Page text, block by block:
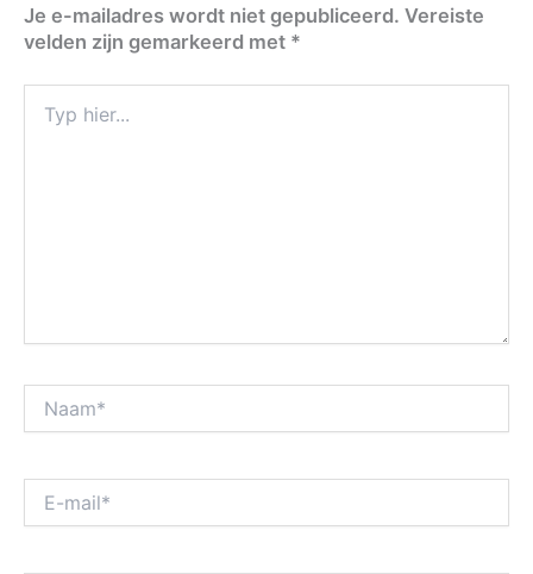
Je e-mailadres wordt niet gepubliceerd. Vereiste
velden zijn gemarkeerd met *
hier...
mail*